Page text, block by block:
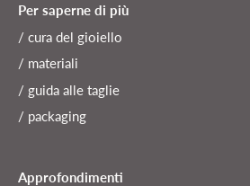
Per saperne di più
/ cura del gioiello
/ materiali
/ guida alle taglie
/ packaging
Approfondimenti